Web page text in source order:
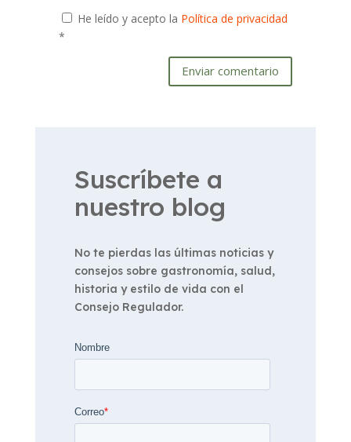
He leído y acepto la Política de privacidad
*
Enviar comentario
Suscríbete a
nuestro blog
No te pierdas las últimas noticias y
consejos sobre gastronomía, salud,
historia y estilo de vida con el
Consejo Regulador.